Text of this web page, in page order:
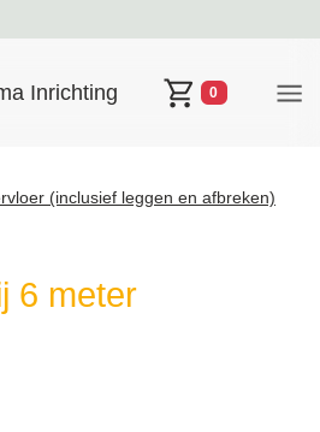
Inrichting
Winkelwagen
0
(inclusief leggen en afbreken)
6 meter